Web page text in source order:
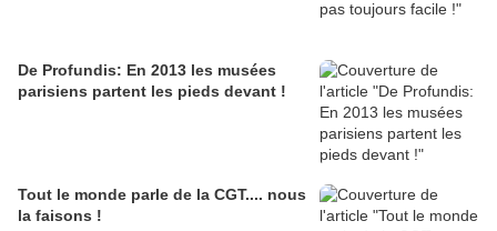
De Profundis: En 2013 les musées
parisiens partent les pieds devant !
Tout le monde parle de la CGT.... nous
la faisons !